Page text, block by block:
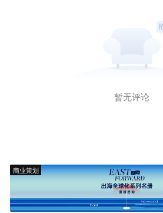
暂无评论
商业策划